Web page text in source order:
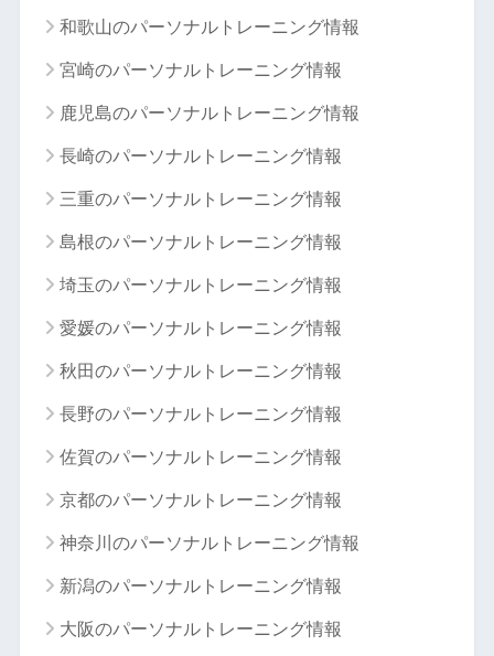
和歌山のパーソナルトレーニング情報
宮崎のパーソナルトレーニング情報
鹿児島のパーソナルトレーニング情報
長崎のパーソナルトレーニング情報
三重のパーソナルトレーニング情報
島根のパーソナルトレーニング情報
埼玉のパーソナルトレーニング情報
愛媛のパーソナルトレーニング情報
秋田のパーソナルトレーニング情報
長野のパーソナルトレーニング情報
佐賀のパーソナルトレーニング情報
京都のパーソナルトレーニング情報
神奈川のパーソナルトレーニング情報
新潟のパーソナルトレーニング情報
大阪のパーソナルトレーニング情報